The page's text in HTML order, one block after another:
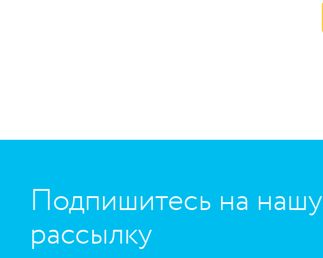
Подпишитесь на нашу
рассылку